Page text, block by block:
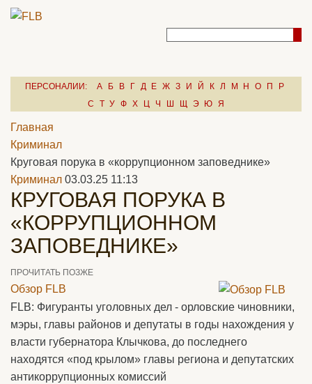
ПЕРСОНАЛИИ: А Б В Г Д Е Ж З И Й К Л М Н О П
Р
С
Т У Ф Х Ц Ч Ш Щ Э Ю Я
Главная
Криминал
Круговая порука в «коррупционном заповеднике»
Криминал 03.03.25 11:13
КРУГОВАЯ ПОРУКА В
«КОРРУПЦИОННОМ
ЗАПОВЕДНИКЕ»
ПРОЧИТАТЬ ПОЗЖЕ
Обзор FLB
FLB: Фигуранты уголовных дел - орловские чиновники,
мэры, главы районов и депутаты в годы нахождения у
власти губернатора Клычкова, до последнего
находятся «под крылом» главы региона и депутатских
антикоррупционных комиссий